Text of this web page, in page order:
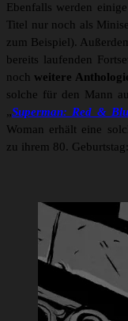
Ebenfalls werden
Titel nur noch als
zum Beispiel).
bereits laufenden
nochweitere
solche für den Mann
„Superman: Red &
Woman erhält eine
zu ihrem 80.